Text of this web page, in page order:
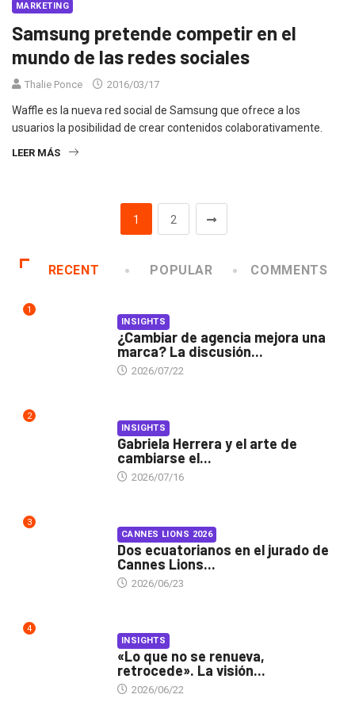
MARKETING
Samsung pretende competir en el
mundo de las redes sociales
Thalie Ponce 2016/03/17
Waffle es la nueva red social de Samsung que ofrece a los
usuarios la posibilidad de crear contenidos colaborativamente.
LEER MÁS
1 2
RECENT POPULAR COMMENTS
1
INSIGHTS
¿Cambiar de agencia mejora una
marca? La discusión...
2026/07/22
2
INSIGHTS
Gabriela Herrera y el arte de
cambiarse el...
2026/07/16
3
CANNES LIONS 2026
Dos ecuatorianos en el jurado de
Cannes Lions...
2026/06/23
4
INSIGHTS
«Lo que no se renueva,
retrocede». La visión...
2026/06/22